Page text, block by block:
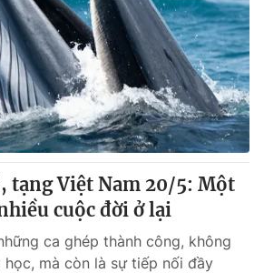
Bất động sản
Tấm lòng Việt
Vươn mình bằng AI
VTV8
English
tạng Việt Nam 20/5: Một
cuộc đời ở lại
ca ghép thành công, không
mà còn là sự tiếp nối đầy